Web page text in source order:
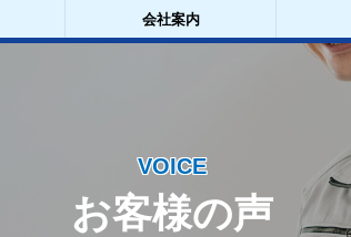
会社案内
VOICE
お客様の声